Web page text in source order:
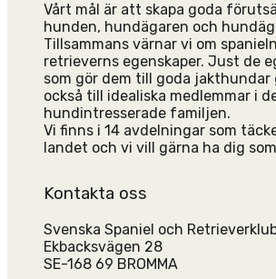
Vårt mål är att skapa goda
hunden, hundägaren och
Tillsammans värnar vi om
retrieverns egenskaper. Just de
som gör dem till goda jakthundar
också till idealiska medlemmar i
hundintresserade familjen.
Vi finns i 14 avdelningar som
landet och vi vill gärna ha dig
Kontakta oss
Svenska Spaniel och
Ekbacksvägen 28
SE-168 69 BROMMA